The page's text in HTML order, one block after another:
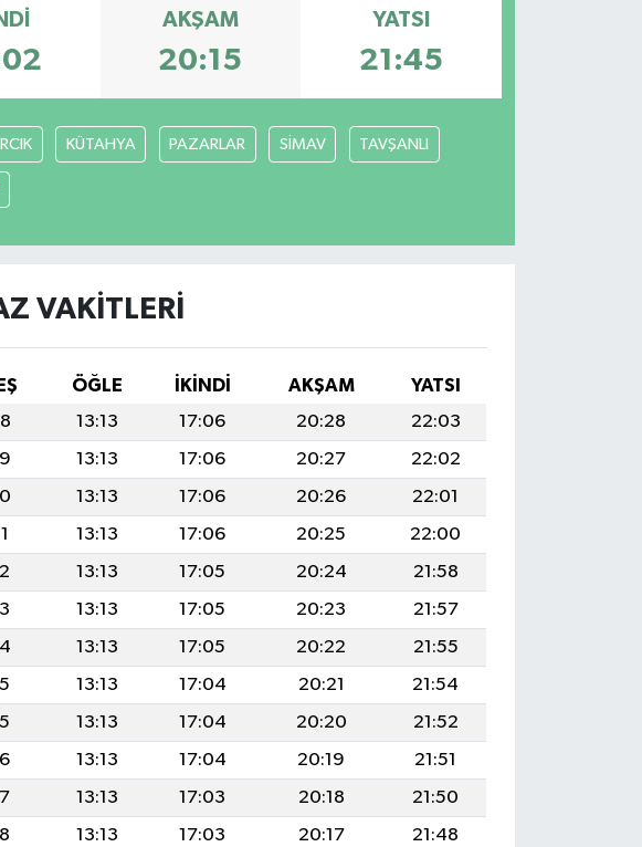
AKŞAM
20:15
YATSI
21:45
KÜTAHYA PAZARLAR SİMAV TAVŞANLI
VAKITLERI
ÖĞLE İKINDI AKŞAM
YATSI
13:13 17:06 20:28
22:03
13:13 17:06 20:27
22:02
13:13 17:06 20:26
22:01
13:13 17:06 20:25
22:00
13:13 17:05 20:24
21:58
13:13 17:05 20:23
21:57
13:13 17:05 20:22
21:55
13:13 17:04 20:21
21:54
13:13 17:04 20:20
21:52
13:13 17:04 20:19
21:51
13:13 17:03 20:18
21:50
13:13 17:03 20:17
21:48